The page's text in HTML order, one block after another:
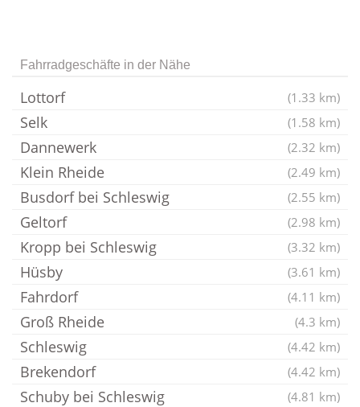
Fahrradgeschäfte in der Nähe
Lottorf (1.33 km)
Selk (1.58 km)
Dannewerk (2.32 km)
Klein Rheide (2.49 km)
Busdorf bei Schleswig (2.55 km)
Geltorf (2.98 km)
Kropp bei Schleswig (3.32 km)
Hüsby (3.61 km)
Fahrdorf (4.11 km)
Groß Rheide (4.3 km)
Schleswig (4.42 km)
Brekendorf (4.42 km)
Schuby bei Schleswig (4.81 km)